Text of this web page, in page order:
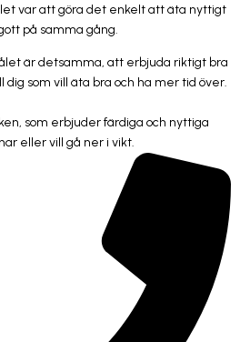
var att göra det enkelt att äta nyttigt
på samma gång.
är detsamma, att erbjuda riktigt bra
som vill äta bra och ha mer tid över.